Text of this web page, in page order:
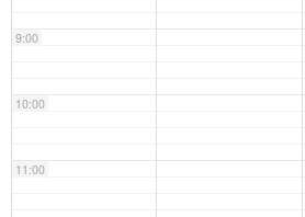
9:00
10:00
11:00